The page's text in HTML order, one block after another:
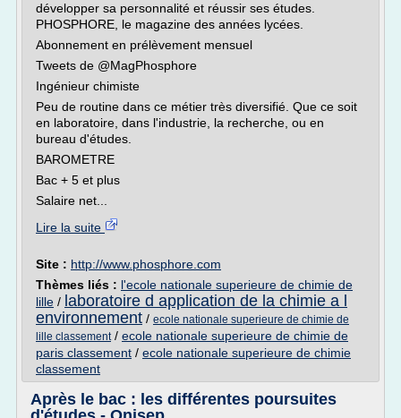
développer sa personnalité et réussir ses études.
PHOSPHORE, le magazine des années lycées.
Abonnement en prélèvement mensuel
Tweets de @MagPhosphore
Ingénieur chimiste
Peu de routine dans ce métier très diversifié. Que ce soit
en laboratoire, dans l'industrie, la recherche, ou en
bureau d'études.
BAROMETRE
Bac + 5 et plus
Salaire net...
Lire la suite
Site : http://www.phosphore.com
Thèmes liés : l'ecole nationale superieure de chimie de
lille / laboratoire d application de la chimie a l
environnement / ecole nationale superieure de chimie de
lille classement/ ecole nationale superieure de chimie de
paris classement / ecole nationale superieure de chimie
classement
Après le bac : les différentes poursuites